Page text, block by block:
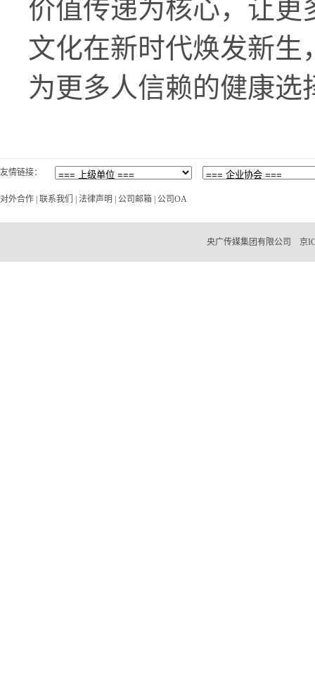
价值传递为核心，让更
文化在新时代焕发新
为更多人信赖的健康选